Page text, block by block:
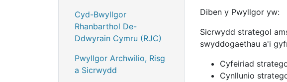
Cyd-Bwyllgor
Rhanbarthol De-
Ddwyrain Cymru (RJC)
Pwyllgor Archwilio, Risg
a Sicrwydd
Diben y Pwyllgor yw:
Sicrwydd strategol
swyddogaethau a'i
Cyfeiriad
Cynllunio